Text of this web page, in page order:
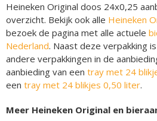
Heineken Original doos 24x0,25
overzicht. Bekijk ook alle Heineken
bezoek de pagina met alle actuele
Nederland. Naast deze verpakking
andere verpakkingen in de
aanbieding van een tray met 24
een tray met 24 blikjes 0,50 liter.
Meer Heineken Original en